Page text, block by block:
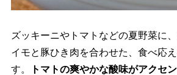
ズッキーニやトマトなどの夏野菜に
イモと豚ひき肉を合わせた、食べ応
す。
トマトの爽やかな酸味がアクセ